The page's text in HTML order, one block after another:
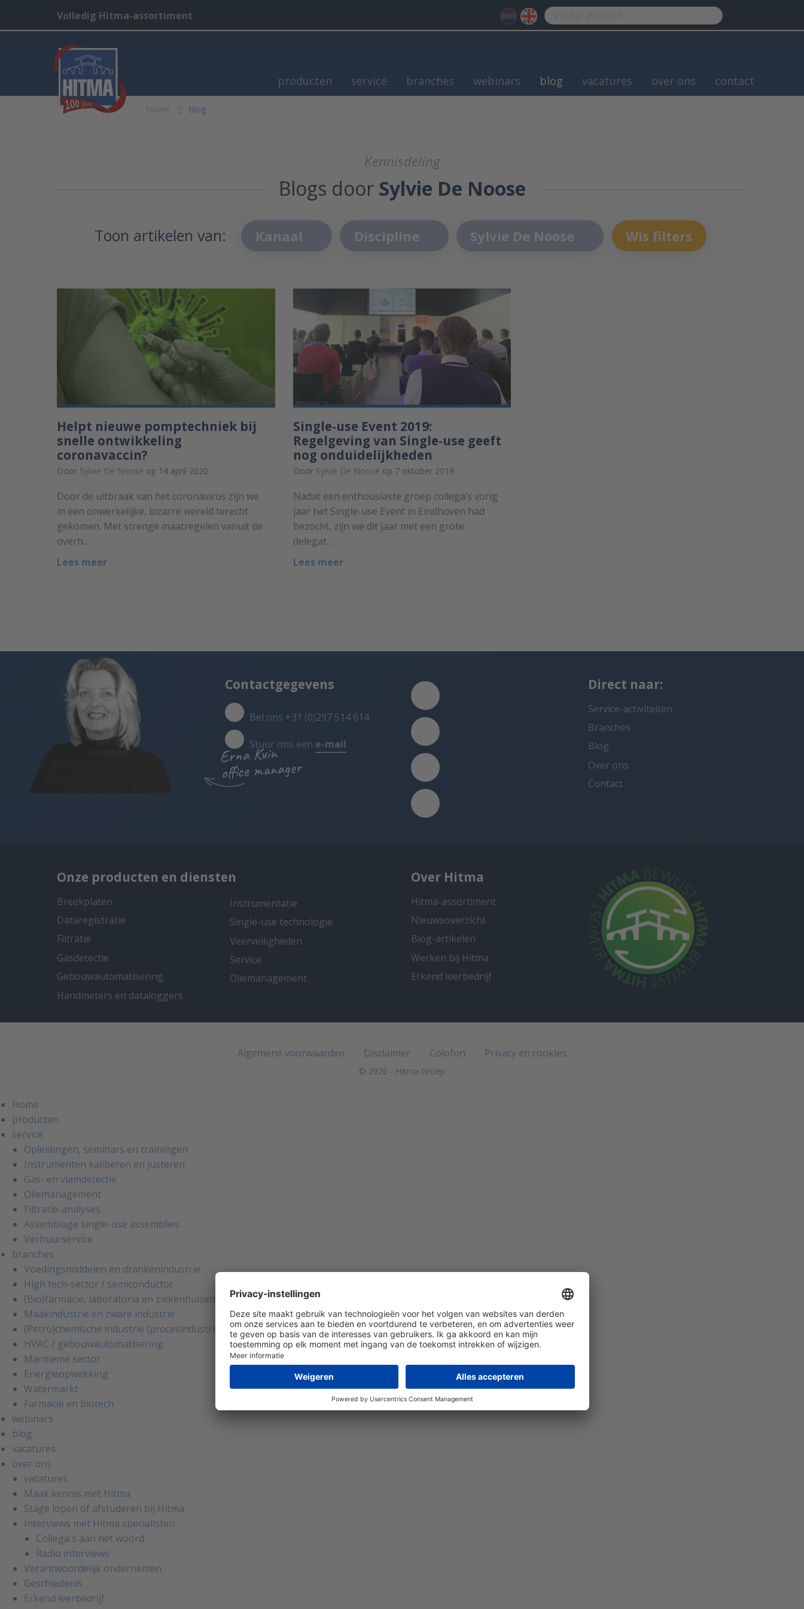
Volledig Hitma-assortiment
producten service branches webinars blog vacatures over ons contact
Home blog
Kennisdeling
Blogs door Sylvie De Noose
Toon artikelen van: Kanaal Discipline Sylvie De Noose Wis filters
Helpt nieuwe pomptechniek bij
snelle ontwikkeling
coronavaccin?
Door Sylvie De Noose op 14 april 2020.
Door de uitbraak van het coronavirus zijn we
in een onwerkelijke, bizarre wereld terecht
gekomen. Met strenge maatregelen vanuit de
overh...
Lees meer
Single-use Event 2019:
Regelgeving van Single-use geeft
nog onduidelijkheden
Door Sylvie De Noose op 7 oktober 2019.
Nadat een enthousiaste groep collega’s vorig
jaar het Single-use Event in Eindhoven had
bezocht, zijn we dit jaar met een grote
delegat...
Lees meer
Erna Kuin
office manager
Contactgegevens
Bel ons +31 (0)297 514 614
Stuur ons een e-mail
Direct naar:
Service-activiteiten
Branches
Blog
Over ons
Contact
Onze producten en diensten
Breekplaten
Dataregistratie
Filtratie
Gasdetectie
Gebouwautomatisering
Handmeters en dataloggers
Instrumentatie
Single-use technologie
Veerveiligheden
Service
Oliemanagement
Over Hitma
Hitma-assortiment
Nieuwsoverzicht
Blog-artikelen
Werken bij Hitma
Erkend leerbedrijf
Algemene voorwaarden Disclaimer Colofon Privacy en cookies
© 2026 - Hitma Groep
Home
producten
service
Opleidingen, seminars en trainingen
Instrumenten kaliberen en justeren
Gas- en vlamdetectie
Oliemanagement
Filtratie-analyses
Assemblage single-use assemblies
Verhuurservice
branches
Voedingsmiddelen en drankenindustrie
High tech-sector / semiconductor
(Bio)farmacie, laboratoria en ziekenhuizen
Maakindustrie en zware industrie
(Petro)chemische industrie (procesindustrie)
HVAC / gebouwautomatisering
Maritieme sector
Energieopwekking
Watermarkt
Farmacie en biotech
webinars
blog
vacatures
over ons
vacatures
Maak kennis met Hitma
Stage lopen of afstuderen bij Hitma
Interviews met Hitma specialisten
Collega's aan het woord
Radio interviews
Verantwoordelijk ondernemen
Geschiedenis
Erkend leerbedrijf